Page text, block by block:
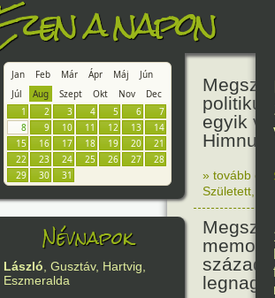
a napon
Jan Feb Már Ápr Máj
Jún
Júl
Aug Szept Okt Nov
Dec
1
2 3 4 5 6
7
8
9 10 11 12 13
14
15
16 17 18 19 20
21
22
23 24 25 26 27
28
29
30 31
Névnapok
László, Gusztáv, Hartvig,
Eszmeralda
egyik
» tovább
Született
századi